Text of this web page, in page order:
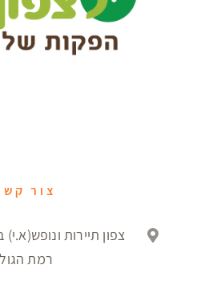
צור
צפון תיירות
רמת הגולן